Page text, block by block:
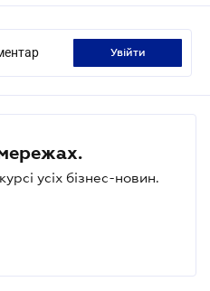
увійти
усіх бізнес-новин.